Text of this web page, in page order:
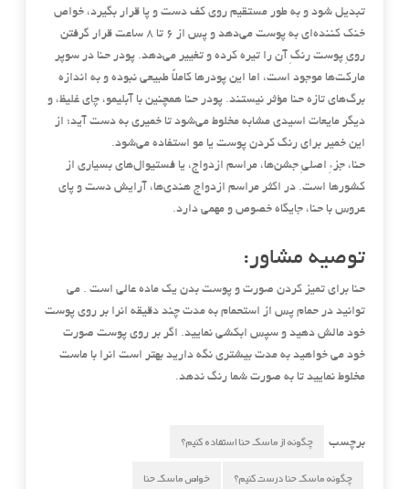
تبدیل شود و به طور مستقیم روی کف دست و پا قرار بگیرد، خواص
خنک کننده‌ای به پوست می‌دهد و پس از 6 تا 8 ساعت قرار گرفتن
رویِ پوست رنگِ آن را تیره کرده و تغییر می‌دهد. پودر حنا در سوپر
مارکت‌ها موجود است، اما این پودر‌ها کاملاً طبیعی نبوده و به اندازه
برگ‌های تازه حنا مؤثر نیستند. پودر حنا همچنین با آبلیمو، چای غلیظ، و
دیگر مایعات اسیدی مشابه مخلوط می‌شود تا خمیری به دست آید؛ از
این خمیر برای رنگ کردن پوست یا مو استفاده می‌شود.
حنا، جزءِ اصلیِ جشن‌ها، مراسم ازدواج، یا فستیوال‌های بسیاری از
کشور‌ها است. در اکثر مراسم ازدواج هندی‌ها، آرایش دست و پای
عروس با حنا، جایگاه خصوص و مهمی دارد.
توصیه مشاور:
حنا برای تمیز کردن صورت و پوست بدن یک ماده عالی است . می
توانید در حمام پس از استحمام به مدت چند دقیقه انرا بر روی پوست
خود مالش دهید و سپس ابکشی نمایید. اگر بر روی پوست صورت
خود می خواهید به مدت بیشتری نگه دارید بهتر است انرا با ماست
مخلوط نمایید تا به صورت شما رنگ ندهد.
برچسب چگونه از ماسک حنا استفاده کنیم؟
چگونه ماسک حنا درست کنیم؟ خواص ماسک حنا